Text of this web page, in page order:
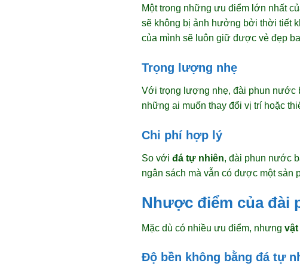
Một trong những ưu điểm lớn nhất
sẽ không bị ảnh hưởng bởi thời tiết
của mình sẽ luôn giữ được vẻ đẹp
Trọng lượng nhẹ
Với trọng lượng nhẹ, đài phun nước
những ai muốn thay đổi vị trí hoặc
Chi phí hợp lý
So với đá tự nhiên, đài phun nước
ngân sách mà vẫn có được một sản
Nhược điểm của đài
Mặc dù có nhiều ưu điểm, nhưng vật
Độ bền không bằng đá tự